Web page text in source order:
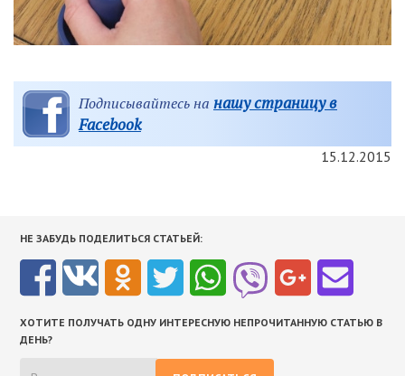
Подписывайтесь на нашу страницу в
Facebook
15.12.2015
НЕ ЗАБУДЬ ПОДЕЛИТЬСЯ СТАТЬЕЙ:
ХОТИТЕ ПОЛУЧАТЬ ОДНУ ИНТЕРЕСНУЮ НЕПРОЧИТАННУЮ СТАТЬЮ В
ДЕНЬ?